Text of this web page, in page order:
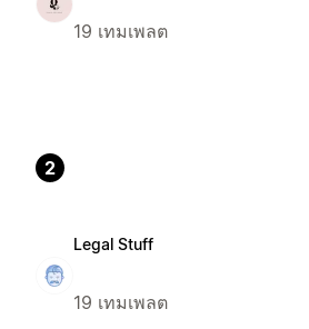
19 เทมเพลต
2
Legal Stuff
19 เทมเพลต